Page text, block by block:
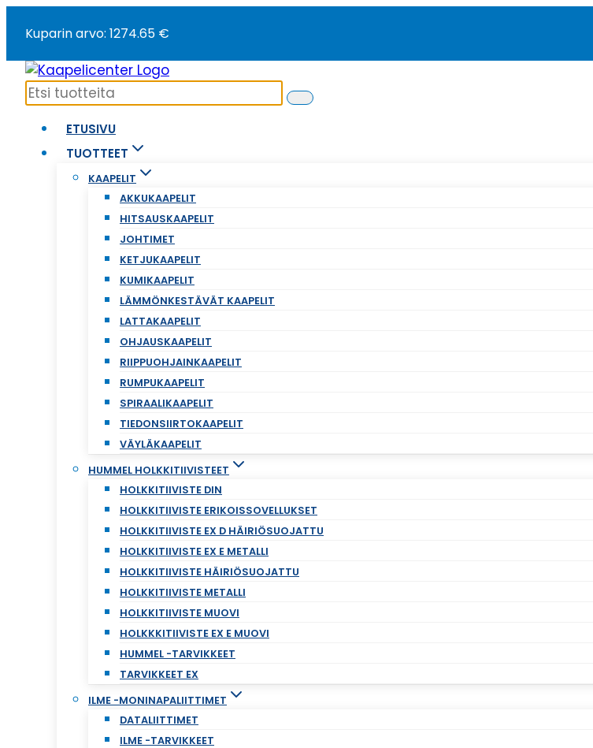
sisältöön
Kuparin arvo: 1274.65 €
ETUSIVU
TUOTTEET
KAAPELIT
AKKUKAAPELIT
HITSAUSKAAPELIT
JOHTIMET
KETJUKAAPELIT
KUMIKAAPELIT
LÄMMÖNKESTÄVÄT KAAPELIT
LATTAKAAPELIT
OHJAUSKAAPELIT
RIIPPUOHJAINKAAPELIT
RUMPUKAAPELIT
SPIRAALIKAAPELIT
TIEDONSIIRTOKAAPELIT
VÄYLÄKAAPELIT
HUMMEL HOLKKITIIVISTEET
HOLKKITIIVISTE DIN
HOLKKITIIVISTE ERIKOISSOVELLUKSET
HOLKKITIIVISTE EX D HÄIRIÖSUOJATTU
HOLKKITIIVISTE EX E METALLI
HOLKKITIIVISTE HÄIRIÖSUOJATTU
HOLKKITIIVISTE METALLI
HOLKKITIIVISTE MUOVI
HOLKKKITIIVISTE EX E MUOVI
HUMMEL -TARVIKKEET
TARVIKKEET EX
ILME -MONINAPALIITTIMET
DATALIITTIMET
ILME -TARVIKKEET